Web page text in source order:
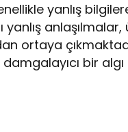
yanlış
yanlış
ortaya
bir